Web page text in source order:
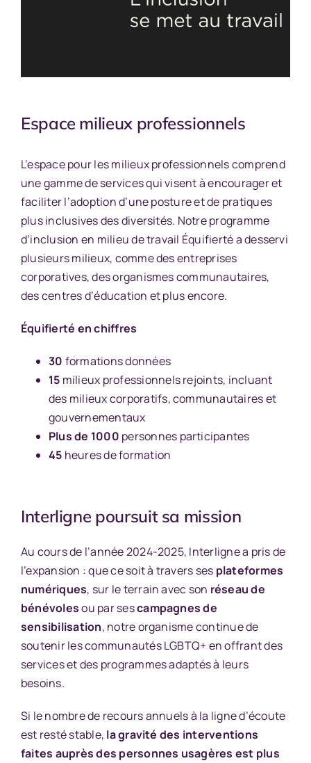
Espace milieux professionnels
L’espace pour les milieux professionnels comprend
une gamme de services qui visent à encourager et
faciliter l’adoption d’une posture et de pratiques
plus inclusives des diversités. Notre programme
d’inclusion en milieu de travail Équifierté a desservi
plusieurs milieux, comme des entreprises
corporatives, des organismes communautaires,
des centres d’éducation et plus encore.
Équifierté en chiffres
30 formations données
15 milieux professionnels rejoints, incluant
des milieux corporatifs, communautaires et
gouvernementaux
Plus de 1000 personnes participantes
45 heures de formation
Interligne poursuit sa mission
Au cours de l’année 2024-2025, Interligne a pris de
l’expansion : que ce soit à travers ses plateformes
numériques, sur le terrain avec son réseau de
bénévolesou par sescampagnes de
sensibilisation, notre organisme continue de
soutenir les communautés LGBTQ+ en offrant des
services et des programmes adaptés à leurs
besoins.
Si le nombre de recours annuels à la ligne d’écoute
est resté stable, la gravité des interventions
faites auprès des personnes usagères est plus